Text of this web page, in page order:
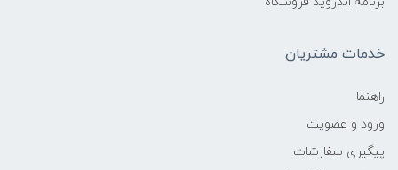
خدمات مشتریان
راهنما
ورود و عضویت
پیگیری سفارشات